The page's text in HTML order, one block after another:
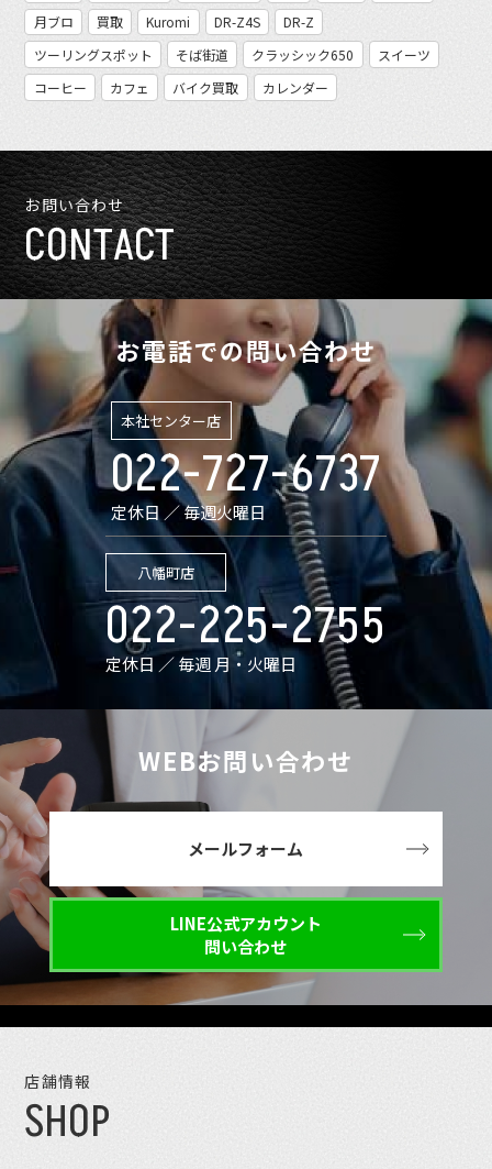
月ブロ
買取 Kuromi DR-Z4S
DR-Z
ツーリングスポット
そば街道 クラッシック650
スイーツ
コーヒー
カフェ バイク買取 カレンダー
お問い合わせ
CONTACT
お電話での問い合わせ
本社センター店
022-727-6737
定休日 ／ 毎週火曜日
八幡町店
022-225-2755
定休日 ／ 毎週 月・火曜日
WEBお問い合わせ
メールフォーム
LINE公式アカウント
問い合わせ
店舗情報
SHOP